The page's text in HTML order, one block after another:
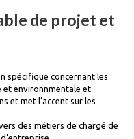
de projet et
spécifique concernant les
et environnmentale et
et met l’accent sur les
des métiers de chargé de